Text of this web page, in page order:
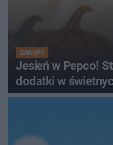
ZAKUPY
Jesień w Pepco!
dodatki w